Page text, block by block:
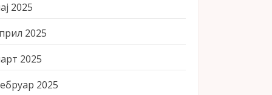
2025
2025
2025
2025